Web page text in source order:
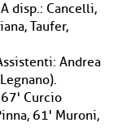
disp.: Cancelli,
Taufer,
Andrea
67' Curcio
61' Muroni,